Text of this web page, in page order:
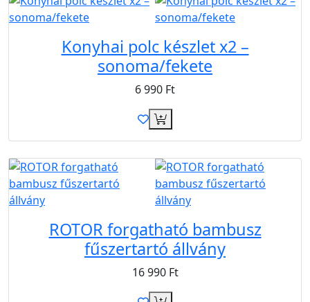
Konyhai polc készlet x2 –
sonoma/fekete
6 990 Ft
ROTOR forgatható bambusz
fűszertartó állvány
16 990 Ft